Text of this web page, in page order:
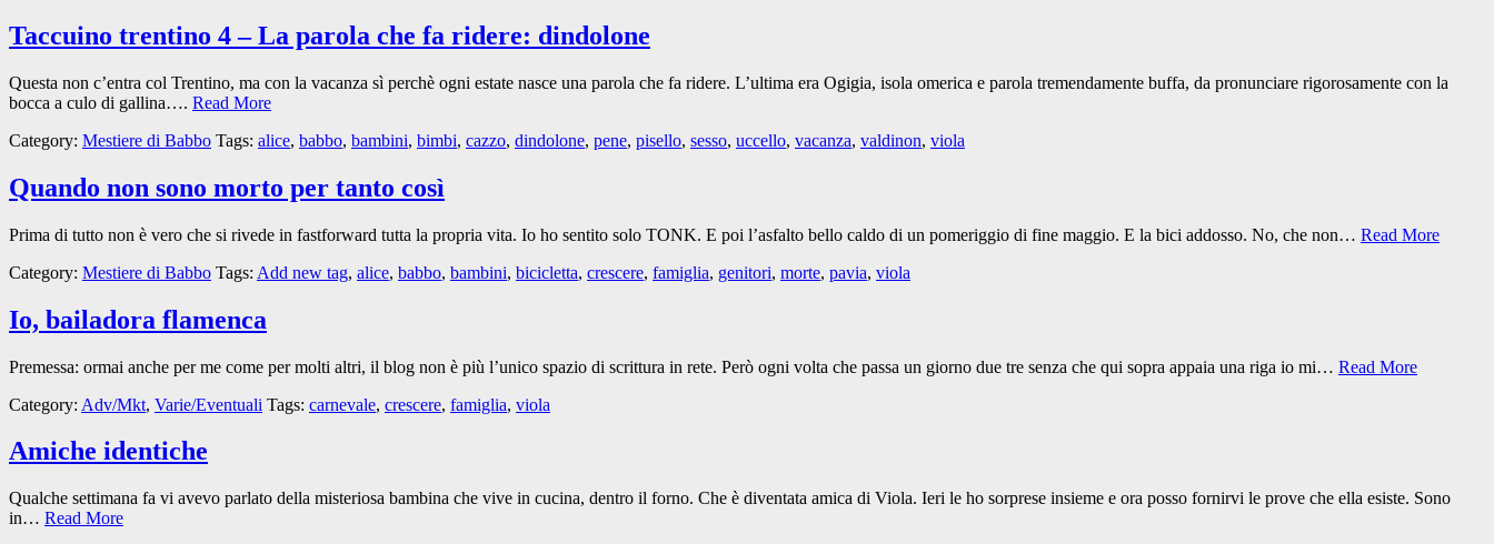
Taccuino trentino 4 – La parola che fa ridere: dindolone
Questa non c’entra col Trentino, ma con la vacanza sì perchè ogni estate nasce una parola che fa ridere. L’ultima era Ogigia, isola omerica e parola tremendamente buffa, da pronunciare rigorosamente con la
bocca a culo di gallina…. Read More
Category: Mestiere di Babbo Tags: alice, babbo, bambini, bimbi, cazzo, dindolone, pene, pisello, sesso, uccello, vacanza, valdinon, viola
Quando non sono morto per tanto così
Prima di tutto non è vero che si rivede in fastforward tutta la propria vita. Io ho sentito solo TONK. E poi l’asfalto bello caldo di un pomeriggio di fine maggio. E la bici addosso. No, che non… Read More
Category: Mestiere di Babbo Tags: Add new tag, alice, babbo, bambini, bicicletta, crescere, famiglia, genitori, morte, pavia, viola
Io, bailadora flamenca
Premessa: ormai anche per me come per molti altri, il blog non è più l’unico spazio di scrittura in rete. Però ogni volta che passa un giorno due tre senza che qui sopra appaia una riga io mi… Read More
Category: Adv/Mkt, Varie/Eventuali Tags: carnevale, crescere, famiglia, viola
Amiche identiche
Qualche settimana fa vi avevo parlato della misteriosa bambina che vive in cucina, dentro il forno. Che è diventata amica di Viola. Ieri le ho sorprese insieme e ora posso fornirvi le prove che ella esiste. Sono
in… Read More